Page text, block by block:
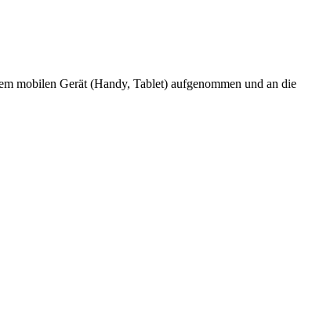
mobilen Gerät (Handy, Tablet) aufgenommen und an die